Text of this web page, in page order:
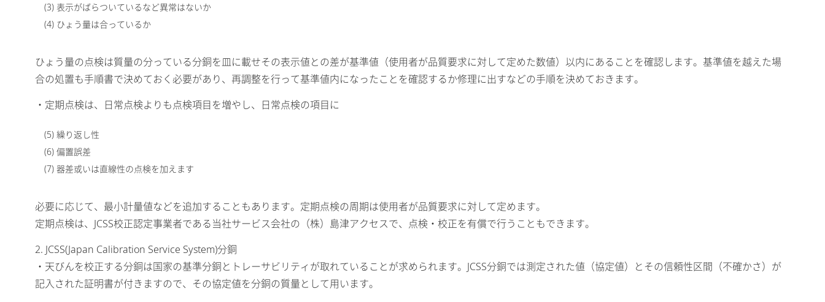
(3) 表示がばらついているなど異常はないか
(4) ひょう量は合っているか
ひょう量の点検は質量の分っている分銅を皿に載せその表示値との差が基準値（使用者が品質要求に対して定めた数値）以内にあることを確認します。基準値を越えた場
合の処置も手順書で決めておく必要があり、再調整を行って基準値内になったことを確認するか修理に出すなどの手順を決めておきます。
・定期点検は、日常点検よりも点検項目を増やし、日常点検の項目に
(5) 繰り返し性
(6) 偏置誤差
(7) 器差或いは直線性の点検を加えます
必要に応じて、最小計量値などを追加することもあります。定期点検の周期は使用者が品質要求に対して定めます。
定期点検は、JCSS校正認定事業者である当社サービス会社の（株）島津アクセスで、点検・校正を有償で行うこともできます。
2. JCSS(Japan Calibration Service System)分銅
・天びんを校正する分銅は国家の基準分銅とトレーサビリティが取れていることが求められます。JCSS分銅では測定された値（協定値）とその信頼性区間（不確かさ）が
記入された証明書が付きますので、その協定値を分銅の質量として用います。